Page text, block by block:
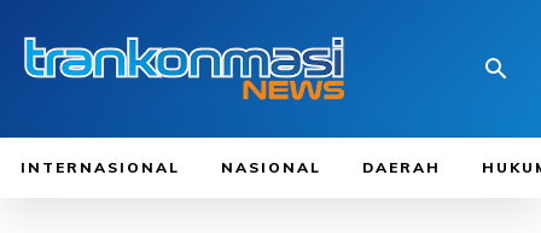
INTERNASIONAL NASIONAL DAERAH